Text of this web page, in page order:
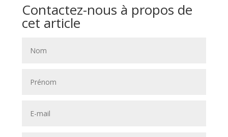
Contactez-nous à propos de
cet article